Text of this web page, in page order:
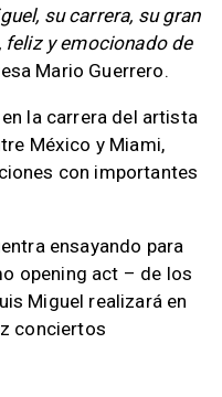
su carrera, su gran
y emocionado de
Mario Guerrero.
la carrera del artista
México y Miami,
con importantes
ensayando para
opening act – de los
Miguel realizará en
conciertos